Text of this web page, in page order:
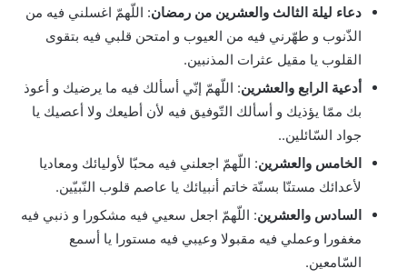
دعاء ليلة الثالث والعشرين من رمضان: اللّهمّ اغسلني فيه من
الذّنوب و طهّرني فيه من العيوب و امتحن قلبي فيه بتقوى
القلوب يا مقيل عثرات المذنبين.
أدعية الرابع والعشرين: اللّهمّ إنّي أسألك فيه ما يرضيك و أعوذ
بك ممّا يؤذيك و أسألك التّوفيق فيه لأن أطيعك ولا أعصيك يا
جواد السّائلين..
الخامس والعشرين: اللّهمّ اجعلني فيه محبّا لأوليائك ومعاديا
لأعدائك مستنّا بسنّة خاتم أنبيائك يا عاصم قلوب النّبيّين.
السادس والعشرين: اللّهمّ اجعل سعيي فيه مشكورا و ذنبي فيه
مغفورا وعملي فيه مقبولا وعيبي فيه مستورا يا أسمع
السّامعين.